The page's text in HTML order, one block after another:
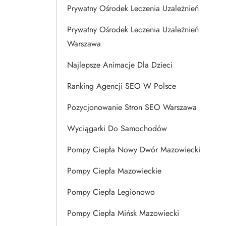
Prywatny Ośrodek Leczenia Uzależnień
Prywatny Ośrodek Leczenia Uzależnień
Warszawa
Najlepsze Animacje Dla Dzieci
Ranking Agencji SEO W Polsce
Pozycjonowanie Stron SEO Warszawa
Wyciągarki Do Samochodów
Pompy Ciepła Nowy Dwór Mazowiecki
Pompy Ciepła Mazowieckie
Pompy Ciepła Legionowo
Pompy Ciepła Mińsk Mazowiecki